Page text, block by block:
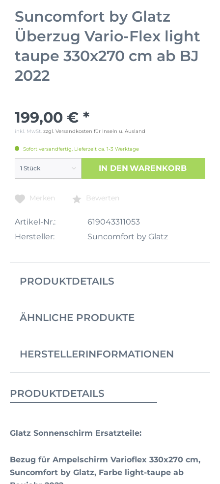
Suncomfort by Glatz
Überzug Vario-Flex light
taupe 330x270 cm ab BJ
2022
199,00 € *
inkl. MwSt. zzgl. Versandkosten für Inseln u. Ausland
Sofort versandfertig, Lieferzeit ca. 1-3 Werktage
IN DEN WARENKORB
Merken Bewerten
Artikel-Nr.:
619043311053
Hersteller:
Suncomfort by Glatz
PRODUKTDETAILS
ÄHNLICHE PRODUKTE
HERSTELLERINFORMATIONEN
PRODUKTDETAILS
Glatz Sonnenschirm Ersatzteile:
Bezug für Ampelschirm Varioflex 330x270 cm,
Suncomfort by Glatz, Farbe light-taupe ab